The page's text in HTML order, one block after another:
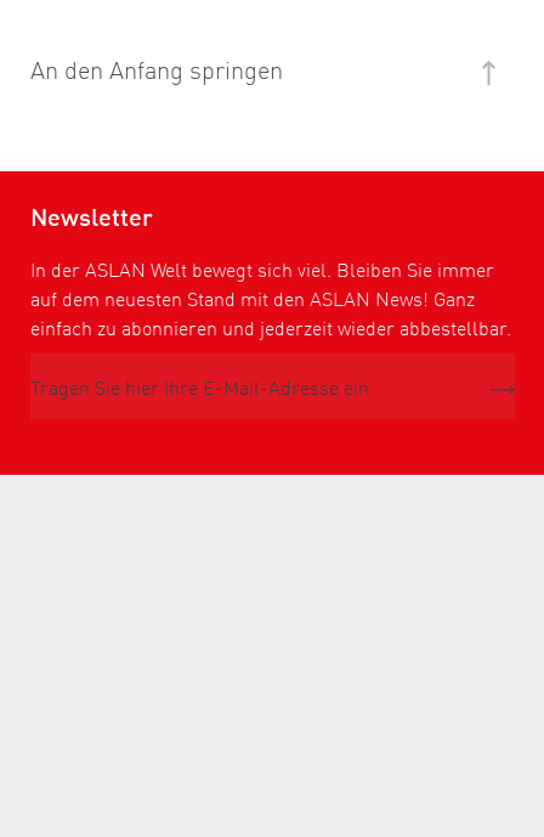
An den Anfang springen
Newsletter
In der ASLAN Welt bewegt sich viel. Bleiben Sie immer
auf dem neuesten Stand mit den ASLAN News! Ganz
einfach zu abonnieren und jederzeit wieder abbestellbar.